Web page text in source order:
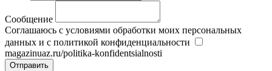
Сообщение
Соглашаюсь с условиями обработки моих персональных
данных и с политикой конфиденциальности
magazinuaz.ru/politika-konfidentsialnosti
Отправить